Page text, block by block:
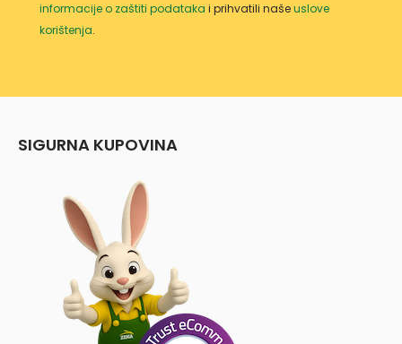
informacije o zaštiti podataka i prihvatili našeuslove
korištenja.
SIGURNA KUPOVINA